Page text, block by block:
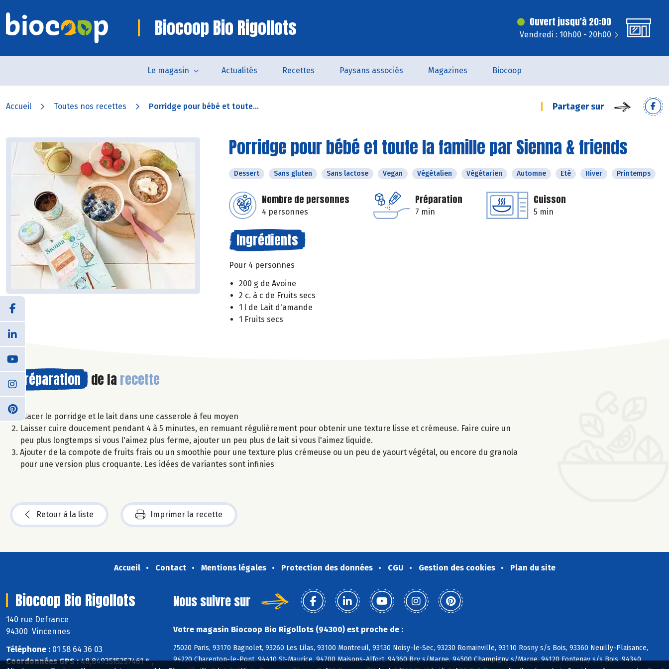
Biocoop Bio Rigollots Ouvert jusqu'à 20:00
Vendredi : 10h00 - 20h00
Le magasin Actualités Recettes Paysans associés Magazines Biocoop
Accueil Toutes nos recettes Porridge pour bébé et toute... Partager sur
Porridge pour bébé et toute la famille par Sienna & friends
Dessert Sans gluten Sans lactose Vegan Végétalien Végétarien Automne Eté Hiver Printemps
Nombre de personnes
4 personnes
Préparation
7 min
Cuisson
5 min
Ingrédients
Pour 4 personnes
200 g de Avoine
2 c. à c de Fruits secs
1 l de Lait d'amande
1 Fruits secs
Préparation de la recette
Placer le porridge et le lait dans une casserole à feu moyen
Laisser cuire doucement pendant 4 à 5 minutes, en remuant régulièrement pour obtenir une texture lisse et crémeuse. Faire cuire un
peu plus longtemps si vous l'aimez plus ferme, ajouter un peu plus de lait si vous l'aimez liquide.
Ajouter de la compote de fruits frais ou un smoothie pour une texture plus crémeuse ou un peu de yaourt végétal, ou encore du granola
pour une version plus croquante. Les idées de variantes sont infinies
Retour à la liste Imprimer la recette
Accueil Contact Mentions légales Protection des données CGU Gestion des cookies Plan du site
Biocoop Bio Rigollots
140 rue Defrance
94300 Vincennes
Téléphone : 01 58 64 36 03
Coordonnées GPS :48,8493515257461 ° ,
Nous suivre sur
Votre magasin Biocoop Bio Rigollots (94300) est proche de :
75020 Paris, 93170 Bagnolet, 93260 Les Lilas, 93100 Montreuil, 93130 Noisy-le-Sec, 93230 Romainville, 93110 Rosny s/s Bois, 93360 Neuilly-Plaisance,
94220 Charenton-le-Pont, 94410 St-Maurice, 94700 Maisons-Alfort, 94360 Bry s/Marne, 94500 Champigny s/Marne, 94120 Fontenay s/s Bois, 94340